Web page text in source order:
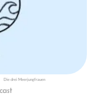
Die drei Meerjungfrauen